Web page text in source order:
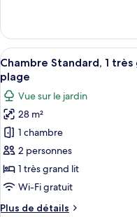
très
grand
lit,
en
bord
de
plage
le
type
de
chambre
Chambre
Premium,
très
grand
lit,
bord
de
Afficher
toutes
les
photos
pour
ce
type
de
chambre :
5
Chambre Standard, 1
plage
Vue sur le jardin
28 m²
1 chambre
2 personnes
1 très grand lit
Wi-Fi gratuit
Plus de détails
Plus